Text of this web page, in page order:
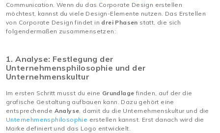
Communication. Wenn du das Corporate Design erstellen
möchtest, kannst du viele Design-Elemente nutzen. Das Erstellen
von Corporate Design findet in drei Phasen statt, die sich
folgendermaßen zusammensetzen:
1. Analyse: Festlegung der
Unternehmensphilosophie und der
Unternehmenskultur
Im ersten Schritt musst du eine Grundlage finden, auf der die
grafische Gestaltung aufbauen kann. Dazu gehört eine
entsprechende Analyse , damit du die Unternehmenskultur und die
Unternehmensphilosophie erstellen kannst. Erst danach wird die
Marke definiert und das Logo entwickelt.